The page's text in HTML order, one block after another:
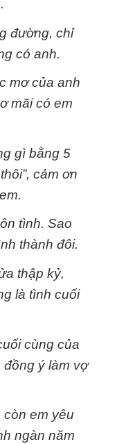
đường, chỉ
có anh.
mơ của anh
mãi có em
gì bằng 5
cảm ơn
tình. Sao
thành đôi.
thập kỷ,
là tình cuối
cùng của
đồng ý làm vợ
em yêu
ngàn năm